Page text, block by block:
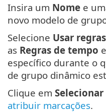
Insira um Nome e
novo modelo de
Selecione Usar
as Regras de tempo
específico durante o
de grupo dinâmico
Clique em
atribuir marcações.